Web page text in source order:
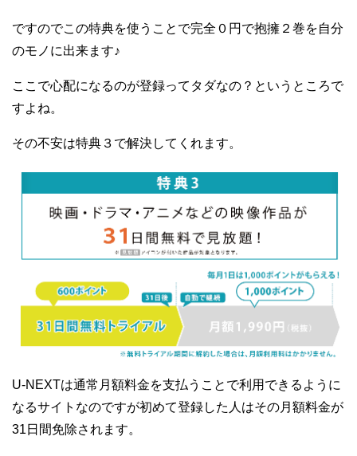
ですのでこの特典を使うことで完全０円で抱擁２巻を自分
のモノに出来ます♪
ここで心配になるのが登録ってタダなの？というところで
すよね。
その不安は特典３で解決してくれます。
U-NEXTは通常月額料金を支払うことで利用できるように
なるサイトなのですが初めて登録した人はその月額料金が
31日間免除されます。